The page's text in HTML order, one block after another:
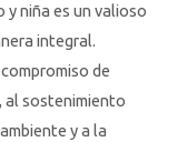
y niña es un valioso
integral.
de
al sostenimiento
y a la